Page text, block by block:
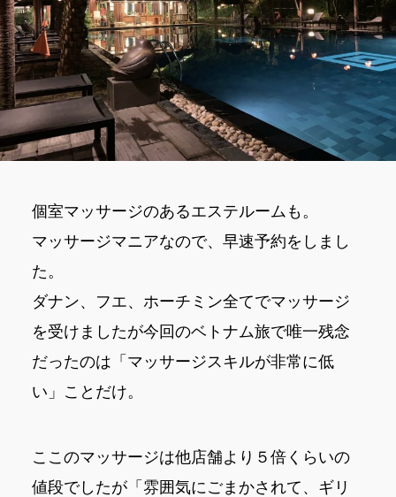
個室マッサージのあるエステルームも。
マッサージマニアなので、早速予約をしまし
た。
ダナン、フエ、ホーチミン全てでマッサージ
を受けましたが今回のベトナム旅で唯一残念
だったのは「マッサージスキルが非常に低
い」ことだけ。
ここのマッサージは他店舗より５倍くらいの
値段でしたが「雰囲気にごまかされて、ギリ